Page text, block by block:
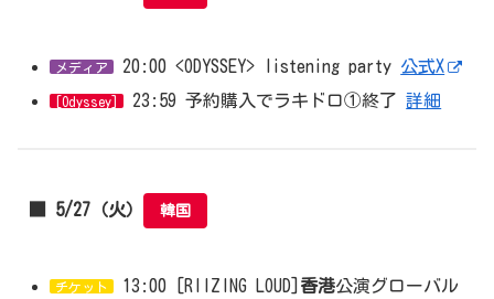
メディア 20:00 <ODYSSEY> listening party 公式X
[Odyssey] 23:59 予約購入でラキドロ①終了詳細
■ 5/27（火） 韓国
チケット 13:00 [RIIZING LOUD] 香港公演グローバル